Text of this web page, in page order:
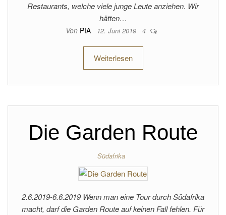
Restaurants, welche viele junge Leute anziehen. Wir
hätten…
Von PIA 12. Juni 2019 4
Weiterlesen
Die Garden Route
Südafrika
2.6.2019-6.6.2019 Wenn man eine Tour durch Südafrika
macht, darf die Garden Route auf keinen Fall fehlen. Für